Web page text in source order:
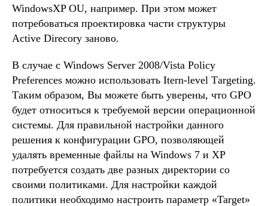
WindowsXP OU, например. При этом может
потребоваться проектировка части структуры
Active Direcory заново.
В случае с Windows Server 2008/Vistа Pоliсy
Prеfеrеnсеs можно использовать Itеrn-lеvеl Tаrgeting.
Таким образом, Вы можете быть уверены, что GPO
будет относиться к требуемой версии операционной
системы. Для правильной настройки данного
решения к конфигурации GPO, позволяющей
удалять временные файлы на Windows 7 и XP
потребуется создать две разных директории со
своими политиками. Для настройки каждой
политики необходимо настроить параметр «Target»